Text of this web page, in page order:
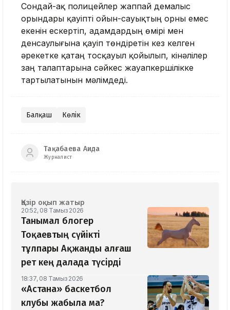
Сондай-ақ полицейлер жаппай демалыс
орындары қауіпті ойын-сауықтың орны емес
екенін ескертіп, адамдардың өмірі мен
денсаулығына қауіп төндіретін кез келген
әрекетке қатаң тосқауыл қойылып, кінәлілер
заң талаптарына сәйкес жауапкершілікке
тартылатынын мәлімдеді.
Балқаш Көлік
Тақабаева Аида
Журналист
Қазір оқып жатыр
20:52, 08 Тамыз 2026
Танымал блогер
Тоқаевтың сүйікті
тұлпары Ақжанды алғаш
рет кең далада түсірді
18:37, 08 Тамыз 2026
«Астана» баскетбол
клубы жабыла ма?